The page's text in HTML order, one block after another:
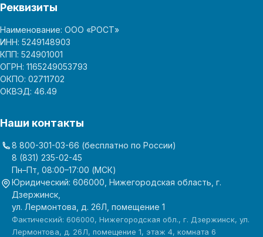
Реквизиты
Наименование: ООО «РОСТ»
ИНН: 5249148903
КПП: 524901001
ОГРН: 1165249053793
ОКПО: 02711702
ОКВЭД: 46.49
Наши контакты
8 800-301-03-66 (бесплатно по России)
8 (831) 235-02-45
Пн–Пт, 08:00–17:00 (МСК)
Юридический: 606000, Нижегородская область, г.
Дзержинск,
ул. Лермонтова, д. 26Л, помещение 1
Фактический: 606000, Нижегородская обл., г. Дзержинск, ул.
Лермонтова, д. 26Л, помещение 1, этаж 4, комната 6